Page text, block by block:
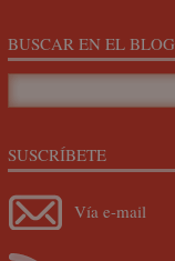
BUSCAR EN EL BLOG
SUSCRÍBETE
Vía e-mail